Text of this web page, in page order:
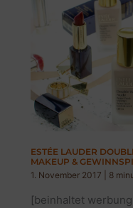
ESTÉE LAUDER
MAKEUP &
1. November 2017
8
[beinhaltet